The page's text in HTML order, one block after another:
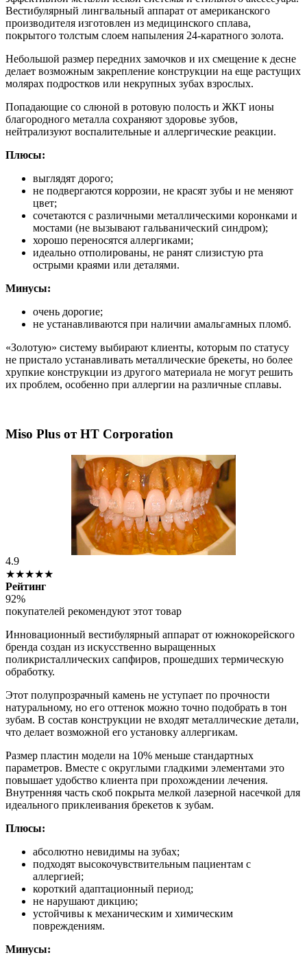
Вестибулярный лингвальный аппарат от американского
производителя изготовлен из медицинского сплава,
покрытого толстым слоем напыления 24-каратного золота.
Небольшой размер передних замочков и их смещение к десне
делает возможным закрепление конструкции на еще растущих
молярах подростков или некрупных зубах взрослых.
Попадающие со слюной в ротовую полость и ЖКТ ионы
благородного металла сохраняют здоровье зубов,
нейтрализуют воспалительные и аллергические реакции.
Плюсы:
выглядят дорого;
не подвергаются коррозии, не красят зубы и не меняют
цвет;
сочетаются с различными металлическими коронками и
мостами (не вызывают гальванический синдром);
хорошо переносятся аллергиками;
идеально отполированы, не ранят слизистую рта
острыми краями или деталями.
Минусы:
очень дорогие;
не устанавливаются при наличии амальгамных пломб.
«Золотую» систему выбирают клиенты, которым по статусу
не пристало устанавливать металлические брекеты, но более
хрупкие конструкции из другого материала не могут решить
их проблем, особенно при аллергии на различные сплавы.
Miso Plus от HT Corporation
4.9
★★★★★
Рейтинг
92%
покупателей рекомендуют этот товар
Инновационный вестибулярный аппарат от южнокорейского
бренда создан из искусственно выращенных
поликристаллических сапфиров, прошедших термическую
обработку.
Этот полупрозрачный камень не уступает по прочности
натуральному, но его оттенок можно точно подобрать в тон
зубам. В состав конструкции не входят металлические детали,
что делает возможной его установку аллергикам.
Размер пластин модели на 10% меньше стандартных
параметров. Вместе с округлыми гладкими элементами это
повышает удобство клиента при прохождении лечения.
Внутренняя часть скоб покрыта мелкой лазерной насечкой для
идеального приклеивания брекетов к зубам.
Плюсы:
абсолютно невидимы на зубах;
подходят высокочувствительным пациентам с
аллергией;
короткий адаптационный период;
не нарушают дикцию;
устойчивы к механическим и химическим
повреждениям.
Минусы: